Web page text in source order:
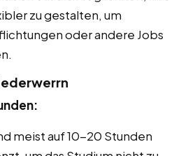
zu gestalten, um
oder andere Jobs
meist auf 10-20 Stunden